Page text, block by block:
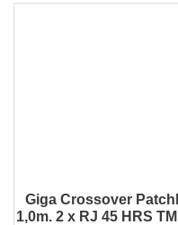
Giga Crossover
1,0m. 2 x RJ 45 HRS